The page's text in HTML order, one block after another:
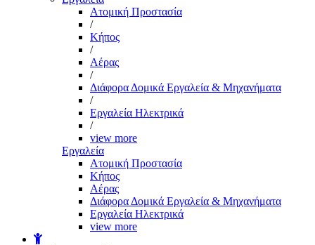
Aτομική Προστασία
/
Kήπος
/
Αέρας
/
Διάφορα Δομικά Εργαλεία & Μηχανήματα
/
Εργαλεία Ηλεκτρικά
/
view more
Εργαλεία
Aτομική Προστασία
Kήπος
Αέρας
Διάφορα Δομικά Εργαλεία & Μηχανήματα
Εργαλεία Ηλεκτρικά
view more